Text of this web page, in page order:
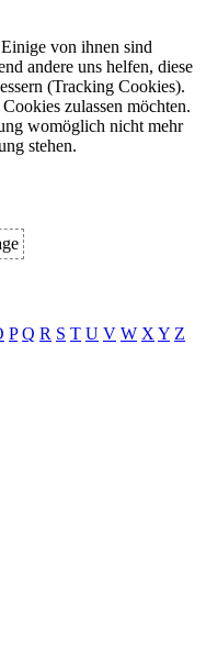
P Q R S T U V W XY Z
von ihnen sind
andere uns helfen, diese
(Tracking Cookies).
zulassen möchten.
womöglich nicht mehr
stehen.